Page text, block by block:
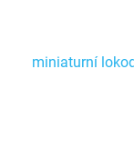
miniaturní